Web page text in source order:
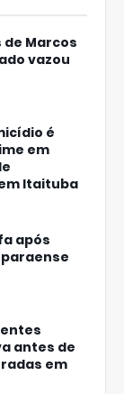
de Marcos
vazou
é
em
Itaituba
após
antes de
em